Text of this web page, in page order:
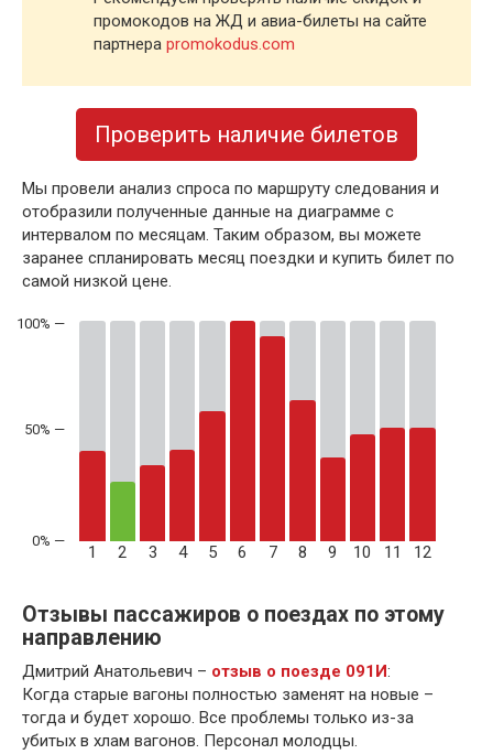
промокодов на ЖД и авиа-билеты на сайте
партнера promokodus.com
Проверить наличие билетов
Мы провели анализ спроса по маршруту следования и
отобразили полученные данные на диаграмме с
интервалом по месяцам. Таким образом, вы можете
заранее спланировать месяц поездки и купить билет по
самой низкой цене.
50% —
1 2 3 4 5 6 7 8 9 10 11 12
Отзывы пассажиров о поездах по этому
направлению
Дмитрий Анатольевич – отзыв о поезде 091И:
Когда старые вагоны полностью заменят на новые –
тогда и будет хорошо. Все проблемы только из-за
убитых в хлам вагонов. Персонал молодцы.